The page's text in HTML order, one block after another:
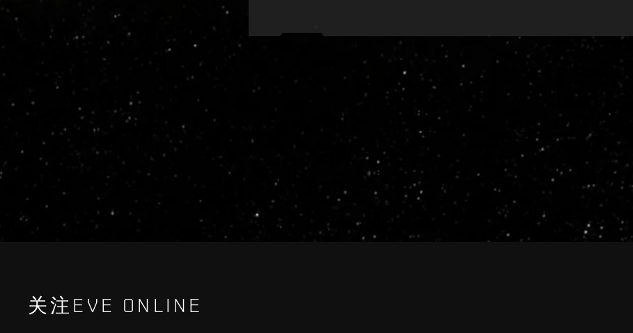
Recruitment service url to use: https://eve-web-user-live.evetech.net/api/v1 Flag is
关注EVE ONLINE